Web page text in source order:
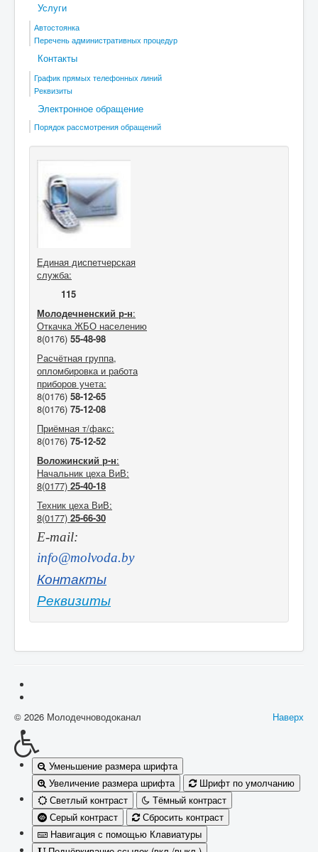
Услуги
Автостоянка
Перечень административных процедур
Контакты
График прямых телефонных линий
Реквизиты
Электронное обращение
Порядок рассмотрения обращений
Единая диспетчерская
служба:
115
Молодечненский р-н:
Откачка ЖБО населению
8(0176) 55-48-98
Расчётная группа,
опломбировка и работа
приборов учета:
8(0176) 58-12-65
8(0176) 75-12-08
Приёмная т/факс:
8(0176) 75-12-52
Воложинский р-н:
Начальник цеха ВиВ:
8(0177) 25-40-18
Техник цеха ВиВ:
8(0177) 25-66-30
E-mail:
info@molvoda.by
Контакты
Реквизиты
Наверх
© 2026 Молодечноводоканал
Уменьшение размера шрифта
Увеличение размера шрифта
Шрифт по умолчанию
Светлый контраст
Тёмный контраст
Серый контраст
Сбросить контраст
Навигация с помощью Клавиатуры